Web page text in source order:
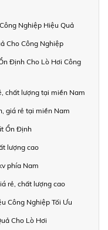
Nghiệp Hiệu Quả
Cho Công Nghiệp
Định Cho Lò Hơi Công
chất lượng tại miền Nam
giá rẻ tại miền Nam
Ổn Định
lượng cao
phía Nam
rẻ, chất lượng cao
Công Nghiệp Tối Ưu
Cho Lò Hơi